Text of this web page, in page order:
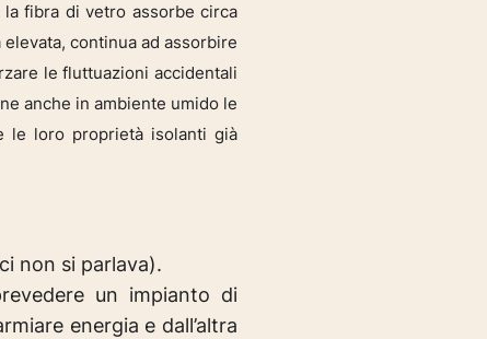
fibra di vetro assorbe circa
continua ad assorbire
le fluttuazioni accidentali
anche in ambiente umido le
le loro proprietà isolanti già
non si parlava).
un impianto di
energia e dall’altra